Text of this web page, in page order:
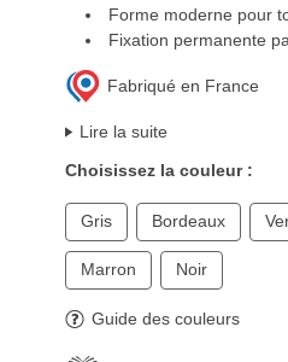
Forme moderne pour
Fixation permanente
Fabriqué en France
Lire la suite
Choisissez la couleur :
Gris Bordeaux
Marron Noir
Guide des couleurs